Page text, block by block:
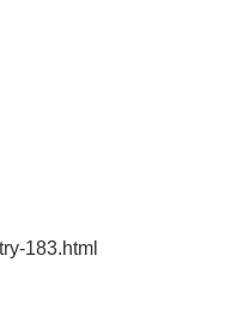
183.html